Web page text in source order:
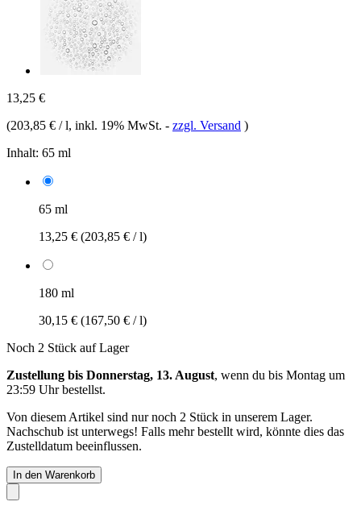
13,25 €
(203,85 € / l, inkl. 19% MwSt. - zzgl. Versand )
Inhalt: 65 ml
65 ml
13,25 € (203,85 € / l)
180 ml
30,15 € (167,50 € / l)
Noch 2 Stück auf Lager
Zustellung bis Donnerstag, 13. August, wenn du bis Montag um
23:59 Uhrbestellst.
Von diesem Artikel sind nur noch 2 Stück in unserem Lager.
Nachschub ist unterwegs! Falls mehr bestellt wird, könnte dies das
Zustelldatum beeinflussen.
In den Warenkorb